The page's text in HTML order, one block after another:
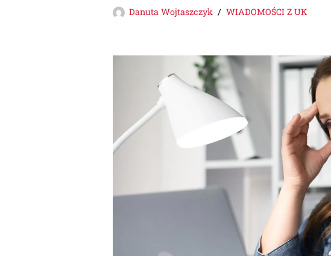
Danuta Wojtaszczyk WIADOMOŚCI Z UK